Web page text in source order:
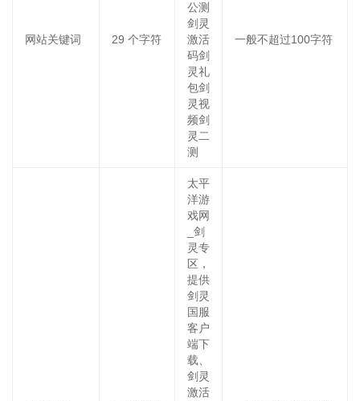
网站关键词 29 个字符
公测
剑灵
激活
码剑
灵礼
包剑
灵视
频剑
灵二
测
一般不超过100字符
太平
洋游
戏网
_剑
灵专
区，
提供
剑灵
国服
客户
端下
载、
剑灵
激活